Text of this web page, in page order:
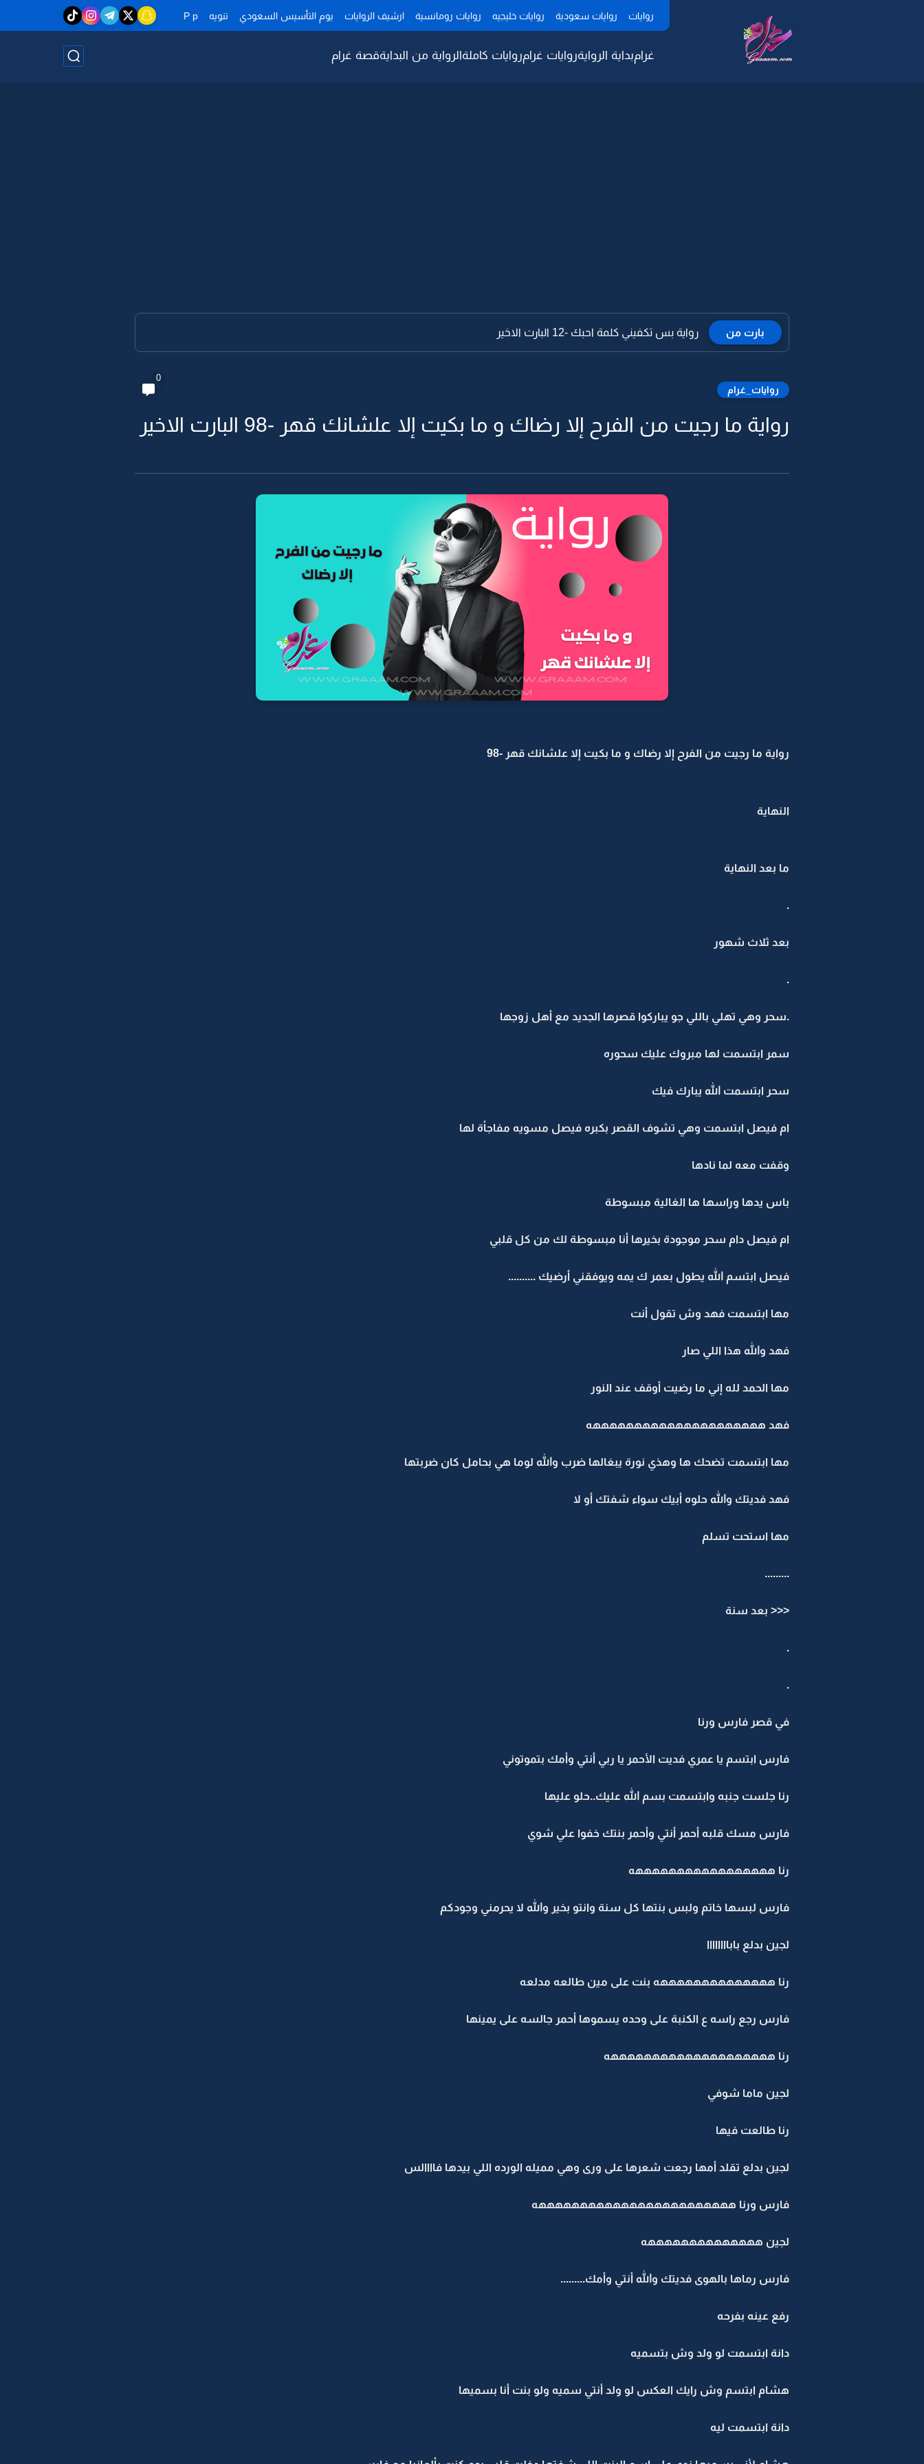
روايات روايات سعودية روايات خليجيه روايات رومانسية ارشيف الروايات يوم التأسيس السعودي تنويه P p
غرامبداية الروايةروايات غرامروايات كاملةالرواية من البدايةقصة غرام
بارت من رواية بس تكفيني كلمة احبك -12 البارت الاخير
روايات_غرام
0
رواية ما رجيت من الفرح إلا رضاك و ما بكيت إلا علشانك قهر -98 البارت الاخير
رواية ما رجيت من الفرح إلا رضاك و ما بكيت إلا علشانك قهر -98
النهاية
ما بعد النهاية
.
بعد ثلاث شهور
.
.سحر وهي تهلي باللي جو يباركوا قصرها الجديد مع أهل زوجها
سمر ابتسمت لها مبروك عليك سحوره
سحر ابتسمت الله يبارك فيك
ام فيصل ابتسمت وهي تشوف القصر بكبره فيصل مسويه مفاجأة لها
وقفت معه لما نادها
باس يدها وراسها ها الغالية مبسوطة
ام فيصل دام سحر موجودة بخيرها أنا مبسوطة لك من كل قلبي
فيصل ابتسم الله يطول بعمر ك يمه ويوفقني أرضيك ..........
مها ابتسمت فهد وش تقول أنت
فهد والله هذا اللي صار
مها الحمد لله إني ما رضيت أوقف عند النور
فهد هههههههههههههههههههههه
مها ابتسمت تضحك ها وهذي نورة يبغالها ضرب والله لوما هي بحامل كان ضربتها
فهد فديتك والله حلوه أبيك سواء شفتك أو لا
مها استحت تسلم
.........
<<< بعد سنة
.
.
في قصر فارس ورنا
فارس ابتسم يا عمري فديت الأحمر يا ربي أنتي وأمك بتموتوني
رنا جلست جنبه وابتسمت بسم الله عليك..حلو عليها
فارس مسك قلبه أحمر أنتي وأحمر بنتك خفوا علي شوي
رنا هههههههههههههههههه
فارس لبسها خاتم ولبس بنتها كل سنة وانتو بخير والله لا يحرمني وجودكم
لجين بدلع باباااااااا
رنا ههههههههههههههه بنت على مين طالعه مدلعه
فارس رجع راسه ع الكنبة على وحده يسموها أحمر جالسه على يمينها
رنا ههههههههههههههههههههه
لجين ماما شوفي
رنا طالعت فيها
لجين بدلع تقلد أمها رجعت شعرها على ورى وهي مميله الورده اللي بيدها فاااالس
فارس ورنا ههههههههههههههههههههههههه
لجين ههههههههههههههه
فارس رماها بالهوى فديتك والله أنتي وأمك.........
رفع عينه بفرحه
دانة ابتسمت لو ولد وش بتسميه
هشام ابتسم وش رايك العكس لو ولد أنتي سميه ولو بنت أنا بسميها
دانة ابتسمت ليه